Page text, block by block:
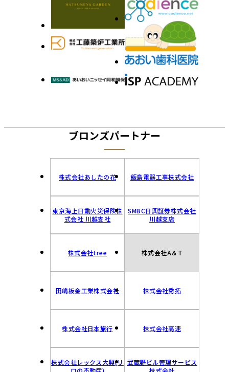
ブロンズパートナー
株式会社あしたの花 飯島電器工事株式会社
東京海上日動火災保険株
式会社 川越支社
SMBC日興証券株式会社
川越支店
株式会社tree 株式会社A＆T
田嶋板金工業株式会社 株式会社秀拓
株式会社日本旅行 株式会社高速
株式会社レックス大興(リ
ロの不動産)
武蔵野ビル管理サービス
株式会社